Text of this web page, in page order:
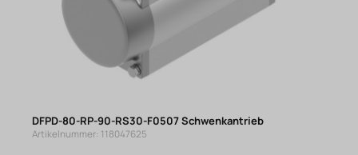
DFPD-80-RP-90-RS30-F0507 Schwenkantrieb
Artikelnummer: 118047625